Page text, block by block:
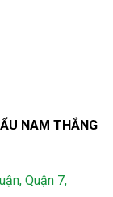
NAM THẮNG
Quận 7,